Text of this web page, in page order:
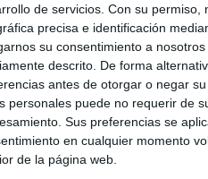
de servicios. Con su permiso,
precisa e identificación
su consentimiento a
descrito. De forma
antes de otorgar o negar su
personales puede no requerir de
Sus preferencias se
en cualquier momento
de la página web.